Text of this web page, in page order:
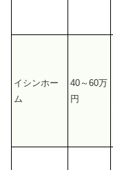
イシンホー
ム
40～60万
円